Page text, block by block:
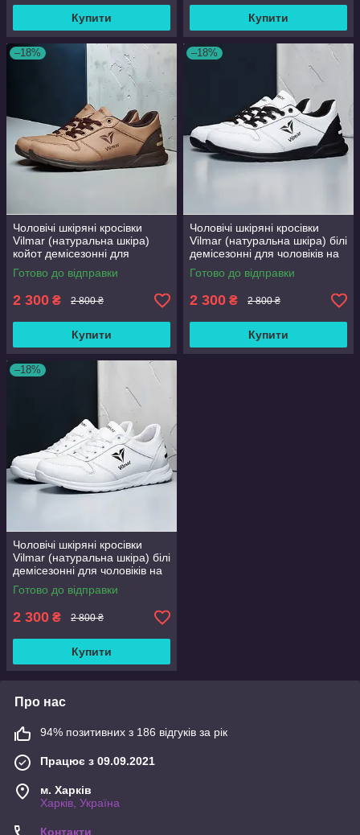
Купити Купити
–18%
Чоловічі шкіряні кросівки
Vilmar (натуральна шкіра)
койот демісезонні для
чоловіків на весну осінь,
розмір 39 40 41 42 43 44 45
Готово до відправки
2 300 ₴ 2 800 ₴
Купити
–18%
Чоловічі шкіряні кросівки
Vilmar (натуральна шкіра) білі
демісезонні для чоловіків на
весну осінь, розмір 39 40 41
42 43 44 45 46
Готово до відправки
2 300 ₴ 2 800 ₴
Купити
–18%
Чоловічі шкіряні кросівки
Vilmar (натуральна шкіра) білі
демісезонні для чоловіків на
весну осінь, розмір 39 40 41
42 43 44 45 46
Готово до відправки
2 300 ₴ 2 800 ₴
Купити
Про нас
94% позитивних з 186 відгуків за рік
Працює з 09.09.2021
м. Харків
Харків, Україна
Контакти